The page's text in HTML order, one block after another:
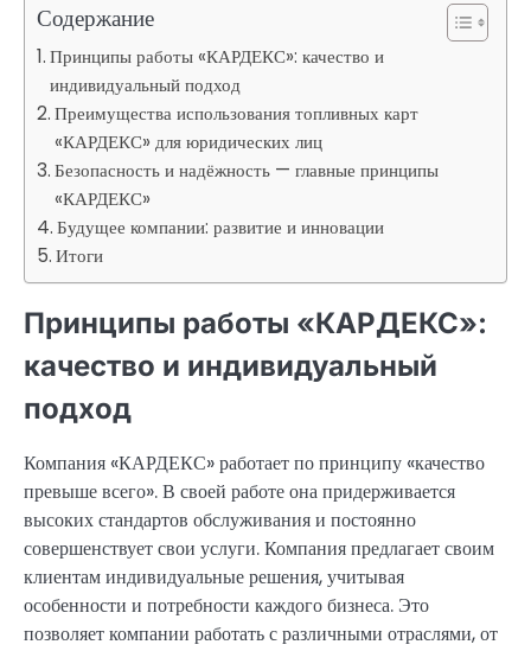
Содержание
Принципы работы «КАРДЕКС»: качество и
индивидуальный подход
Преимущества использования топливных карт
«КАРДЕКС» для юридических лиц
Безопасность и надёжность — главные принципы
«КАРДЕКС»
Будущее компании: развитие и инновации
Итоги
Принципы работы «КАРДЕКС»:
качество и индивидуальный
подход
Компания «КАРДЕКС» работает по принципу «качество
превыше всего». В своей работе она придерживается
высоких стандартов обслуживания и постоянно
совершенствует свои услуги. Компания предлагает своим
клиентам индивидуальные решения, учитывая
особенности и потребности каждого бизнеса. Это
позволяет компании работать с различными отраслями, от